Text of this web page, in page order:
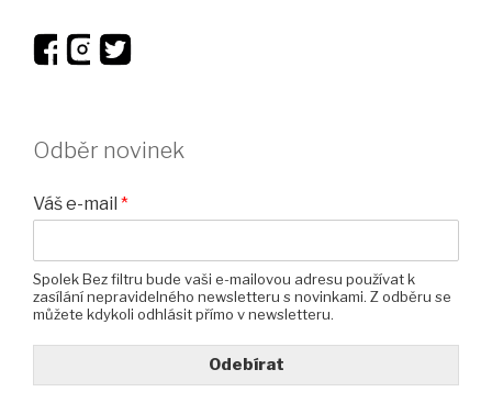
Odběr novinek
Váš e-mail *
Spolek Bez filtru bude vaši e-mailovou adresu používat k
zasílání nepravidelného newsletteru s novinkami. Z odběru se
můžete kdykoli odhlásit přímo v newsletteru.
Odebírat